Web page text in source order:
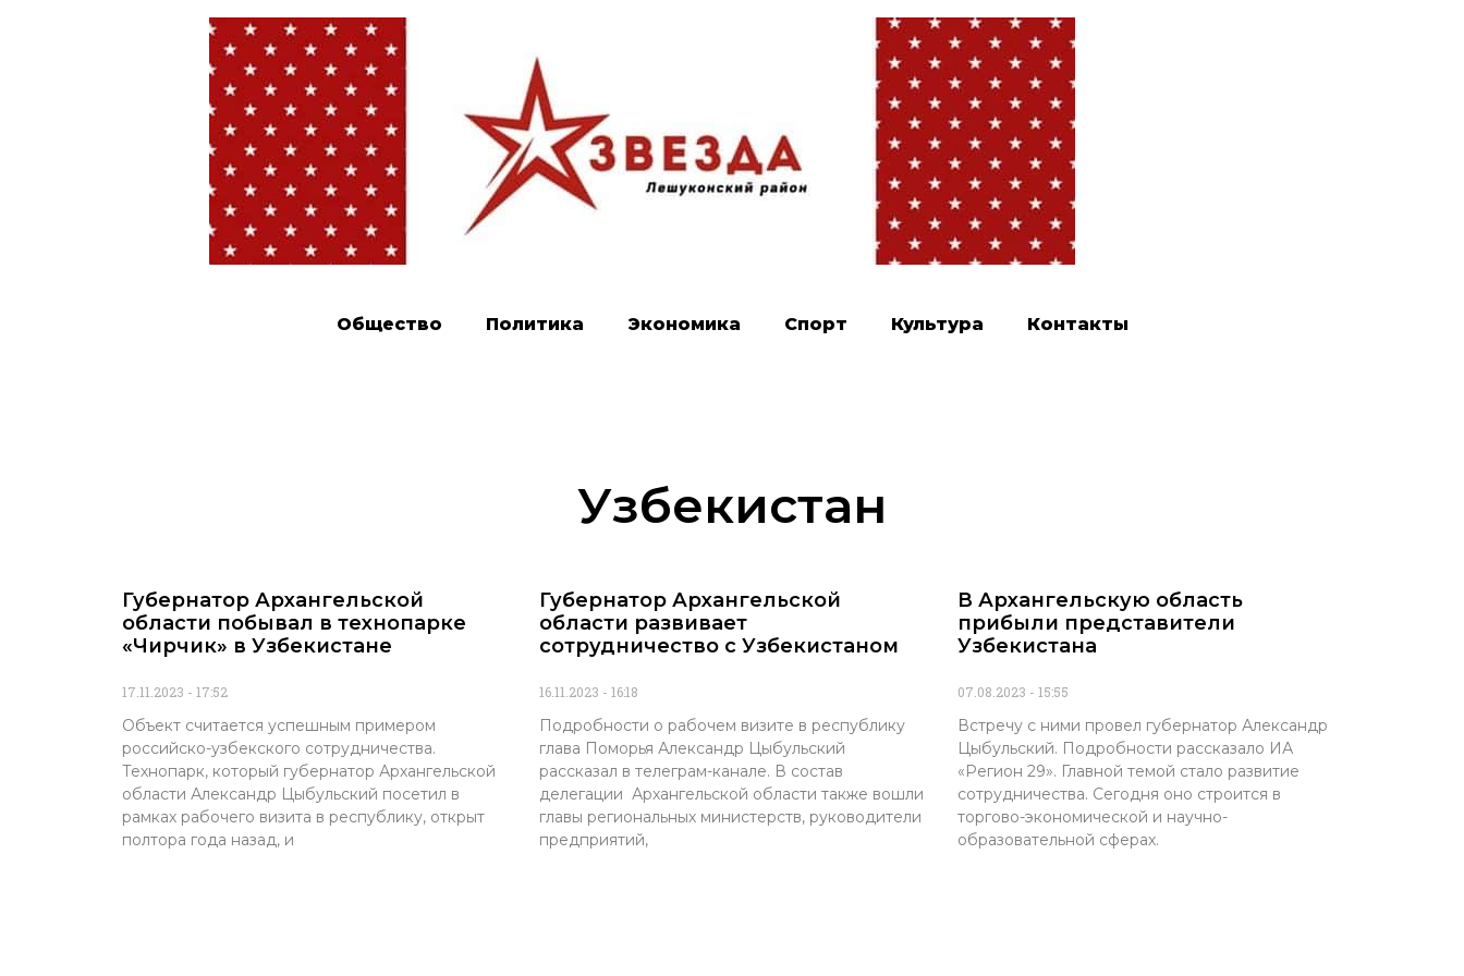
Общество Политика Экономика Спорт Культура Контакты
Узбекистан
Губернатор Архангельской
области побывал в технопарке
«Чирчик» в Узбекистане
17.11.2023 17:52
Объект считается успешным примером
российско-узбекского сотрудничества.
Технопарк, который губернатор Архангельской
области Александр Цыбульский посетил в
рамках рабочего визита в республику, открыт
полтора года назад, и
Губернатор Архангельской
области развивает
сотрудничество с Узбекистаном
16.11.2023 16:18
Подробности о рабочем визите в республику
глава Поморья Александр Цыбульский
рассказал в телеграм-канале. В состав
делегации Архангельской области также вошли
главы региональных министерств, руководители
предприятий,
В Архангельскую область
прибыли представители
Узбекистана
07.08.2023 15:55
Встречу с ними провел губернатор Александр
Цыбульский. Подробности рассказало ИА
«Регион 29». Главной темой стало развитие
сотрудничества. Сегодня оно строится в
торгово-экономической и научно-
образовательной сферах.